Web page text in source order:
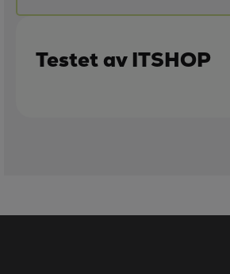
Testet av ITSHOP